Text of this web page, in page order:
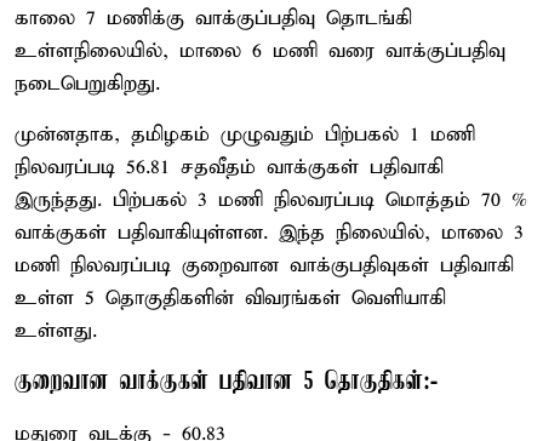
காலை 7 மணிக்கு வாக்குப்பதிவு தொடங்கி
உள்ளநிலையில், மாலை 6 மணி வரை வாக்குப்பதிவு
நடைபெறுகிறது.
முன்னதாக, தமிழகம் முழுவதும் பிற்பகல் 1 மணி
நிலவரப்படி 56.81 சதவீதம் வாக்குகள் பதிவாகி
இருந்தது. பிற்பகல் 3 மணி நிலவரப்படி மொத்தம் 70 %
வாக்குகள் பதிவாகியுள்ளன. இந்த நிலையில், மாலை 3
மணி நிலவரப்படி குறைவான வாக்குபதிவுகள் பதிவாகி
உள்ள 5 தொகுதிகளின் விவரங்கள் வெளியாகி
உள்ளது.
குறைவான வாக்குகள் பதிவான 5 தொகுதிகள்:-
மதுரை வடக்கு - 60.83